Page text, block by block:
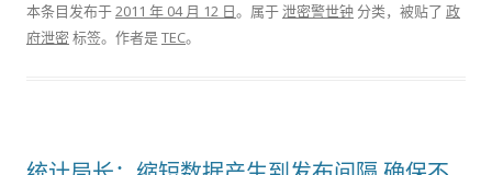
本条目发布于2011 年 04 月 12 日。属于泄密警世钟 分类，被贴了 政
府泄密标签。 作者是TEC。